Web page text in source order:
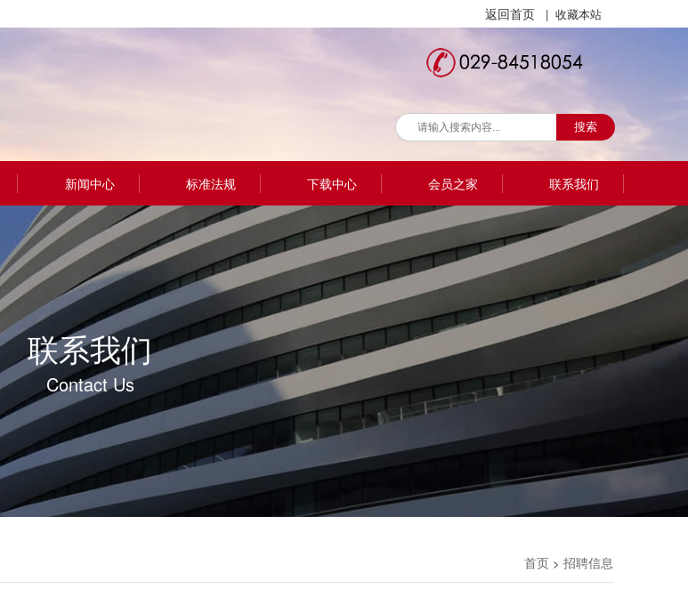
返回首页 | 收藏本站
搜索
新闻中心
行业动态
政策法规
协会动态
通知公告
专业资讯
标准法规
锻造标准
冲压标准
铸造标准
下载中心 会员之家 联系我们
联系我们
留言反馈
联系我们
Contact Us
首页 > 招聘信息